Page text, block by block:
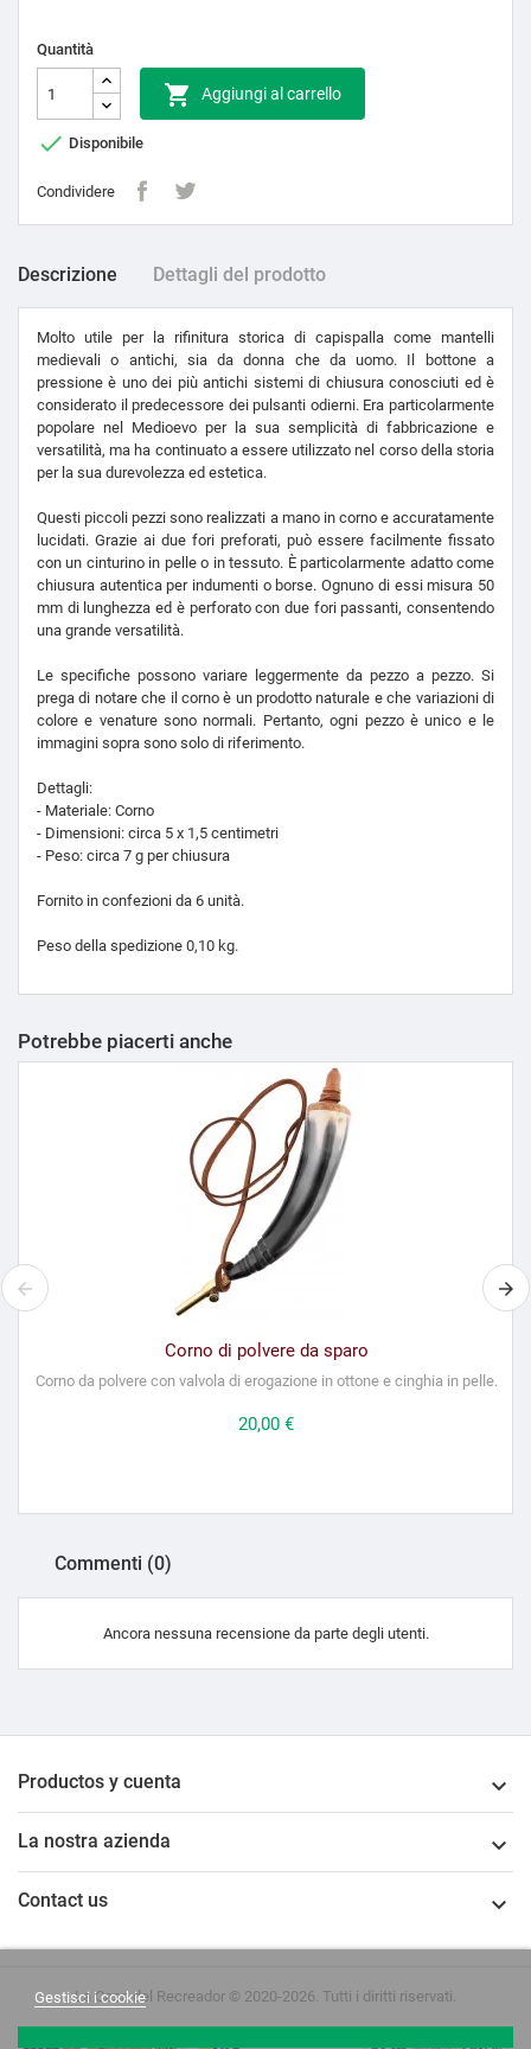
Quantità
 Aggiungi al carrello
 Disponibile
Condividere
Descrizione Dettagli del prodotto
Molto utile per la rifinitura storica di capispalla come mantelli
medievali o antichi, sia da donna che da uomo. Il bottone a
pressione è uno dei più antichi sistemi di chiusura conosciuti ed è
considerato il predecessore dei pulsanti odierni. Era particolarmente
popolare nel Medioevo per la sua semplicità di fabbricazione e
versatilità, ma ha continuato a essere utilizzato nel corso della storia
per la sua durevolezza ed estetica.
Questi piccoli pezzi sono realizzati a mano in corno e accuratamente
lucidati. Grazie ai due fori preforati, può essere facilmente fissato
con un cinturino in pelle o in tessuto. È particolarmente adatto come
chiusura autentica per indumenti o borse. Ognuno di essi misura 50
mm di lunghezza ed è perforato con due fori passanti, consentendo
una grande versatilità.
Le specifiche possono variare leggermente da pezzo a pezzo. Si
prega di notare che il corno è un prodotto naturale e che variazioni di
colore e venature sono normali. Pertanto, ogni pezzo è unico e le
immagini sopra sono solo di riferimento.
Dettagli:
- Materiale: Corno
- Dimensioni: circa 5 x 1,5 centimetri
- Peso: circa 7 g per chiusura
Fornito in confezioni da 6 unità.
Peso della spedizione 0,10 kg.
Potrebbe piacerti anche
Corno di polvere da sparo
Corno da polvere con valvola di erogazione in ottone e cinghia in pelle.
Prezzo
20,00 €
Commenti (0)
Ancora nessuna recensione da parte degli utenti.
Productos y cuenta 
La nostra azienda 
Contact us 
Gestisci i cookie
La Casa del Recreador © 2020-2026. Tutti i diritti riservati.